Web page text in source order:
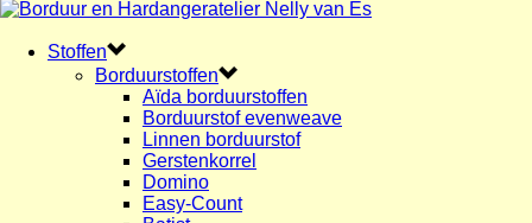
Stoffen
Borduurstoffen
Aïda borduurstoffen
Borduurstof evenweave
Linnen borduurstof
Gerstenkorrel
Domino
Easy-Count